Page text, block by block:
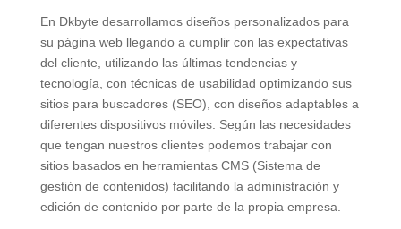
En Dkbyte desarrollamos diseños personalizados para
su página web llegando a cumplir con las expectativas
del cliente, utilizando las últimas tendencias y
tecnología, con técnicas de usabilidad optimizando sus
sitios para buscadores (SEO), con diseños adaptables a
diferentes dispositivos móviles. Según las necesidades
que tengan nuestros clientes podemos trabajar con
sitios basados en herramientas CMS (Sistema de
gestión de contenidos) facilitando la administración y
edición de contenido por parte de la propia empresa.